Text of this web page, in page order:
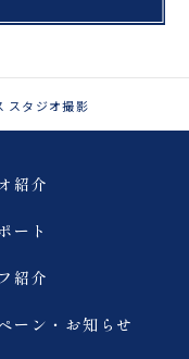
スタジオ撮影
紹介
ート
紹介
ーン・お知らせ